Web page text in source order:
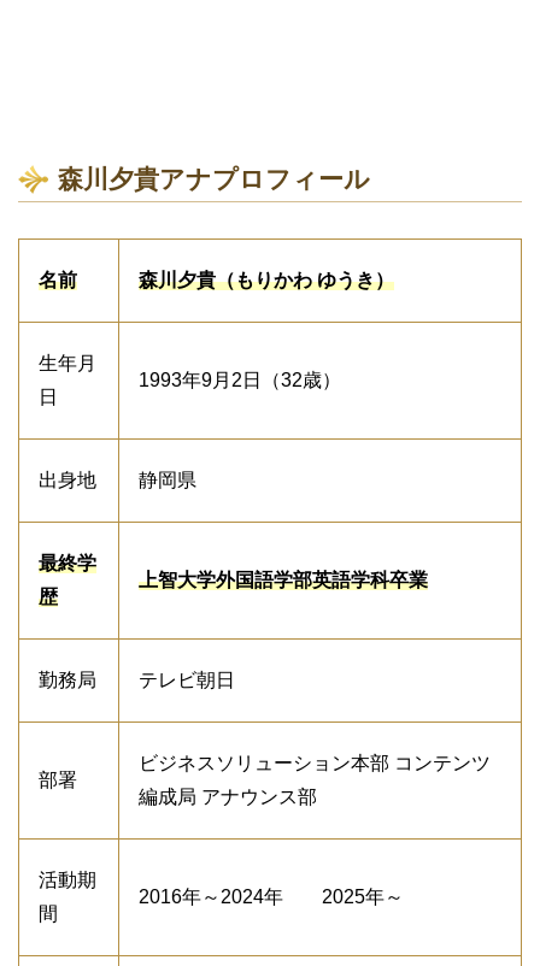
森川夕貴アナプロフィール
名前 森川夕貴（もりかわ ゆうき）
生年月
日
1993年9月2日（32歳）
出身地 静岡県
最終学
歴
上智大学外国語学部英語学科卒業
勤務局 テレビ朝日
部署
ビジネスソリューション本部 コンテンツ
編成局 アナウンス部
活動期
間
2016年～2024年 2025年～